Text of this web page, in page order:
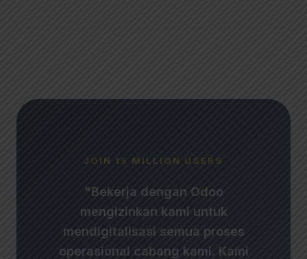
JOIN 15 MILLION USERS
"Bekerja dengan Odoo
mengizinkan kami untuk
mendigitalisasi semua proses
operasional cabang kami. Kami